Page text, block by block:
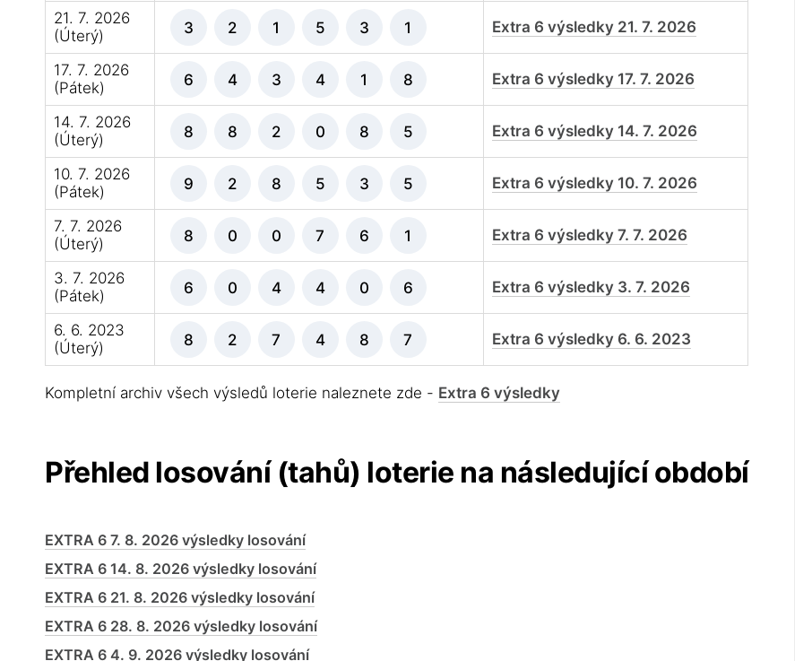
21. 7. 2026
(Úterý)
3 2 1 5 3 1 Extra 6 výsledky 21. 7. 2026
17. 7. 2026
(Pátek)
6 4 3 4 1 8 Extra 6 výsledky 17. 7. 2026
14. 7. 2026
(Úterý)
8 8 2 0 8 5 Extra 6 výsledky 14. 7. 2026
10. 7. 2026
(Pátek)
9 2 8 5 3 5 Extra 6 výsledky 10. 7. 2026
7. 7. 2026
(Úterý)
8 0 0 7 6 1 Extra 6 výsledky 7. 7. 2026
3. 7. 2026
(Pátek)
6 0 4 4 0 6 Extra 6 výsledky 3. 7. 2026
6. 6. 2023
(Úterý)
8 2 7 4 8 7 Extra 6 výsledky 6. 6. 2023
Kompletní archiv všech výsledů loterie naleznete zde - Extra 6 výsledky
Přehled losování (tahů) loterie na následující období
EXTRA 6 7. 8. 2026 výsledky losování
EXTRA 6 14. 8. 2026 výsledky losování
EXTRA 6 21. 8. 2026 výsledky losování
EXTRA 6 28. 8. 2026 výsledky losování
EXTRA 6 4. 9. 2026 výsledky losování